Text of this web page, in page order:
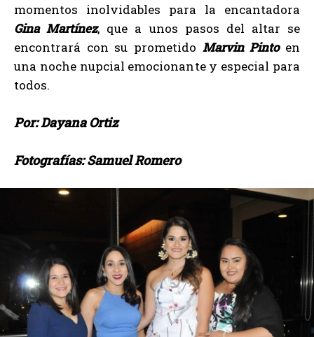
momentos inolvidables para la encantadora
Gina Martínez, que a unos pasos del altar se
encontrará con su prometido Marvin Pintoen
una noche nupcial emocionante y especial para
todos.
Por: Dayana Ortiz
Fotografías: Samuel Romero